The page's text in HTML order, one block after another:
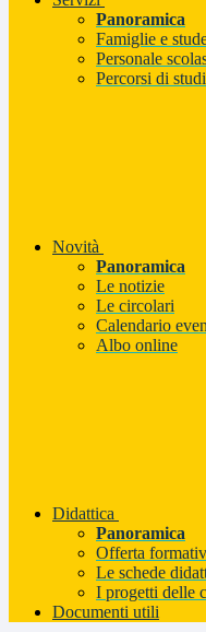
Panoramica
Famiglie e
Personale
Percorsi di
Novità
Panoramica
Le notizie
Le circolari
Calendario
Albo online
Didattica
Panoramica
Offerta
Le schede
I progetti delle
Documenti utili